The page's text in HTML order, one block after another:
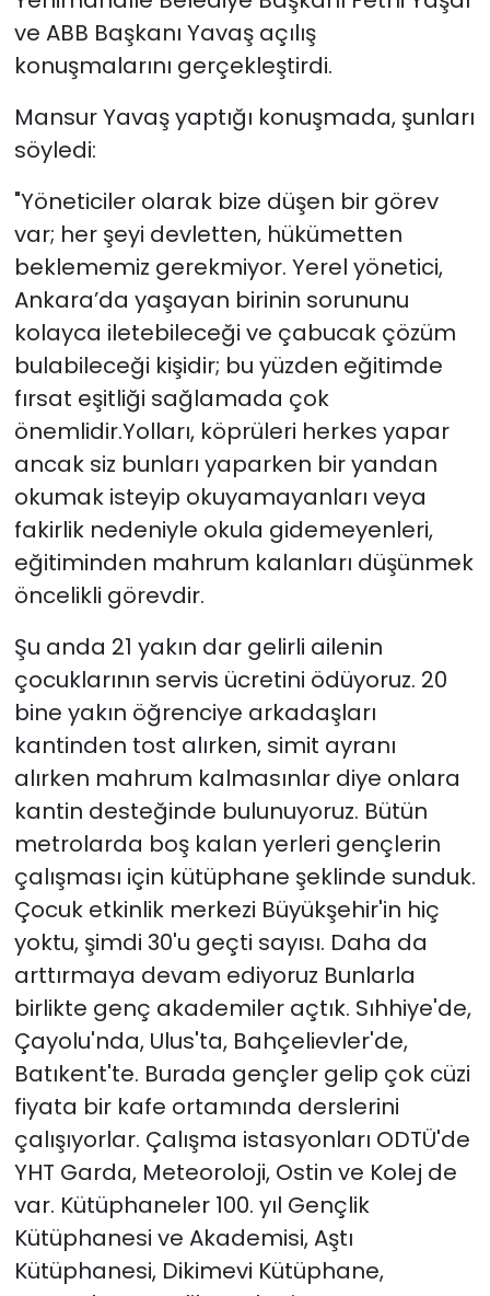
ve ABB Başkanı Yavaş açılış
konuşmalarını gerçekleştirdi.
Mansur Yavaş yaptığı konuşmada, şunları
söyledi:
"Yöneticiler olarak bize düşen bir görev
var; her şeyi devletten, hükümetten
beklememiz gerekmiyor. Yerel yönetici,
Ankara’da yaşayan birinin sorununu
kolayca iletebileceği ve çabucak çözüm
bulabileceği kişidir; bu yüzden eğitimde
fırsat eşitliği sağlamada çok
önemlidir.Yolları, köprüleri herkes yapar
ancak siz bunları yaparken bir yandan
okumak isteyip okuyamayanları veya
fakirlik nedeniyle okula gidemeyenleri,
eğitiminden mahrum kalanları düşünmek
öncelikli görevdir.
Şu anda 21 yakın dar gelirli ailenin
çocuklarının servis ücretini ödüyoruz. 20
bine yakın öğrenciye arkadaşları
kantinden tost alırken, simit ayranı
alırken mahrum kalmasınlar diye onlara
kantin desteğinde bulunuyoruz. Bütün
metrolarda boş kalan yerleri gençlerin
çalışması için kütüphane şeklinde sunduk.
Çocuk etkinlik merkezi Büyükşehir'in hiç
yoktu, şimdi 30'u geçti sayısı. Daha da
arttırmaya devam ediyoruz Bunlarla
birlikte genç akademiler açtık. Sıhhiye'de,
Çayolu'nda, Ulus'ta, Bahçelievler'de,
Batıkent'te. Burada gençler gelip çok cüzi
fiyata bir kafe ortamında derslerini
çalışıyorlar. Çalışma istasyonları ODTÜ'de
YHT Garda, Meteoroloji, Ostin ve Kolej de
var. Kütüphaneler 100. yıl Gençlik
Kütüphanesi ve Akademisi, Aştı
Kütüphanesi, Dikimevi Kütüphane,